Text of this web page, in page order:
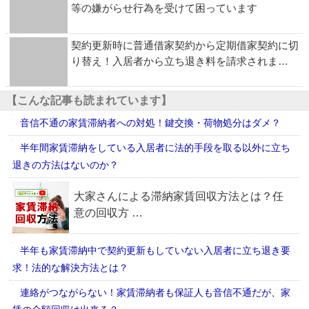
等の嫌がらせ行為を受けて困っています
契約更新時に普通借家契約から定期借家契約に切
り替え！入居者から立ち退き料を請求されま…
【こんな記事も読まれています】
音信不通の家賃滞納者への対処！鍵交換・荷物処分はダメ？
半年間家賃滞納をしている入居者に法的手段を取る以外に立ち
退きの方法はないのか？
半年も家賃滞納中で契約更新もしていない入居者に立ち退き要
求！法的な解決方法とは？
連絡がつながらない！家賃滞納者も保証人も音信不通だが、家